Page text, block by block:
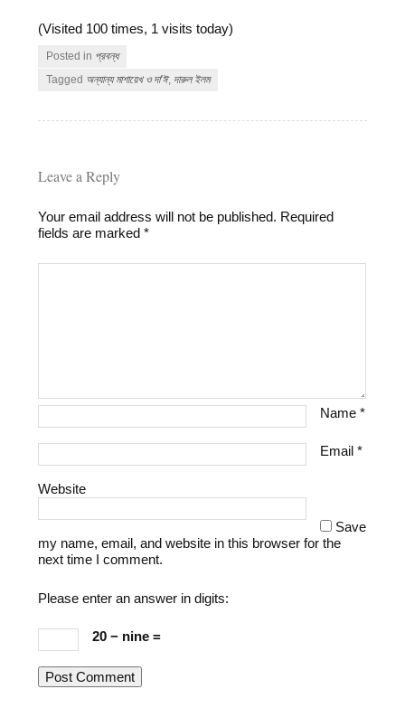
(Visited 100 times, 1 visits today)
Posted in প্রবন্ধ
Tagged অন্যান্য মাশায়েখ ও দা'ঈ, দারুল ইলম
Leave a Reply
Your email address will not be published. Required
fields are marked*
Name*
Email*
Website
Save
my name, email, and website in this browser for the
next time I comment.
Please enter an answer in digits:
20 − nine =